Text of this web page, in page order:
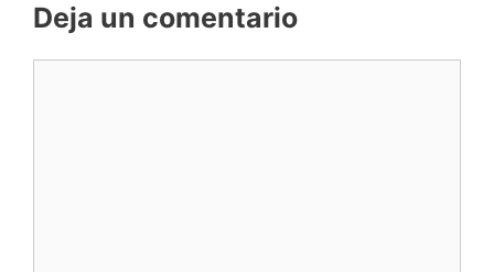
Deja un comentario